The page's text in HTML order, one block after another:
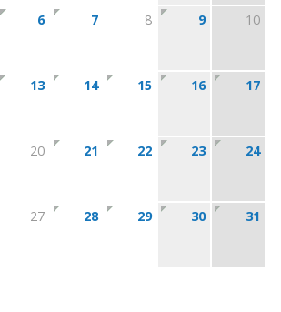
6 7 8 9 10
13 14 15 16 17
20 21 22 23 24
27 28 29 30 31